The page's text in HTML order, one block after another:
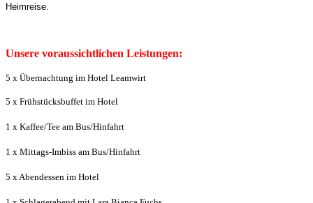
Heimreise.
Unsere voraussichtlichen Leistungen:
5 x Übernachtung im Hotel Leamwirt
5 x Frühstücksbuffet im Hotel
1 x Kaffee/Tee am Bus/Hinfahrt
1 x Mittags-Imbiss am Bus/Hinfahrt
5 x Abendessen im Hotel